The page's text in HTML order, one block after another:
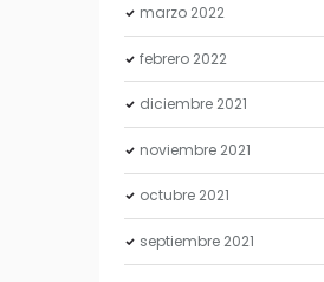
marzo 2022
febrero 2022
diciembre 2021
noviembre 2021
octubre 2021
septiembre 2021